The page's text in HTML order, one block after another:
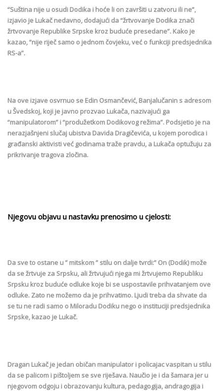
“Suština nije u osudi Dodika i hoće li on završiti u zatvoru ili ne”,
izjavio je Lukač nedavno, dodajući da “žrtvovanje Dodika znači
žrtvovanje Republike Srpske kroz buduće presedane”. Kako je
kazao, “nije riječ samo o jednom čovjeku, već o funkciji predsjednika
RS-a”.
Na ove izjave osvrnuo se Edin Osmančević, Banjalučanin s adresom
u Švedskoj, koji je javno prozvao Lukača, nazivajući ga
“manipulatorom” i “produžetkom Dodikovog režima”. Podsjetio je na
nerazjašnjeni slučaj ubistva Davida Dragičevića, u kojem porodica i
građanski aktivisti već godinama traže pravdu, a Lukača optužuju za
prikrivanje tragova zločina.
Njegovu objavu u nastavku prenosimo u cjelosti:
Da sve to ostane u ” mitskom ” stilu on dalje tvrdi:” On (Dodik) može
da se žrtvuje za Srpsku, ali žrtvujući njega mi žrtvujemo Republiku
Srpsku kroz buduće odluke koje bi se uspostavile prihvatanjem ove
odluke. Zato ne možemo da je prihvatimo. Ljudi treba da shvate da
se tu ne radi samo o Miloradu Dodiku nego o instituciji predsjednika
Srpske, kazao je Lukač.
Dragan Lukač je jedan običan manipulator i policajac vaspitan u stilu
da se palicom i pištoljem se sve riješava. Naučio je i da šamara jer u
njegovom odgoju i obrazovanju kultura, pedagogija, andragogija i